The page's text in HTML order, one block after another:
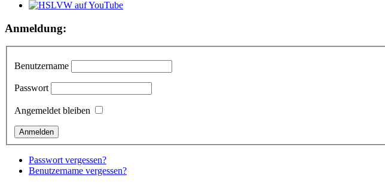
Anmeldung:
Benutzername
Passwort
Angemeldet bleiben
Passwort vergessen?
Benutzername vergessen?